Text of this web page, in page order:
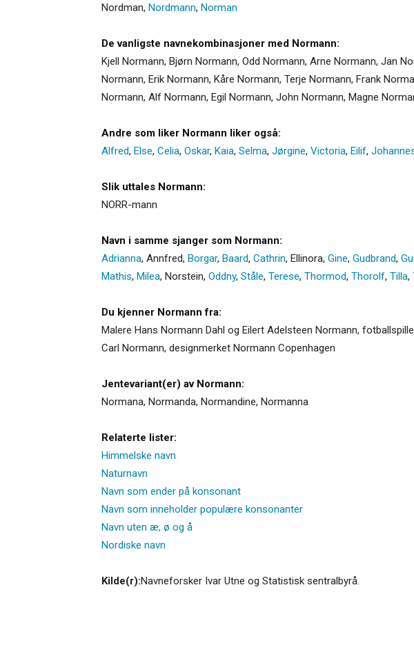
Nordman, Nordmann, Norman
De vanligste navnekombinasjoner med Normann:
Kjell Normann, Bjørn Normann, Odd Normann, Arne Normann, Jan
Normann, Erik Normann, Kåre Normann, Terje Normann, Frank
Normann, Alf Normann, Egil Normann, John Normann, Magne
Andre som liker Normann liker også:
Alfred, Else, Celia, Oskar, Kaia, Selma, Jørgine, Victoria, Eilif,
Slik uttales Normann:
NORR-mann
Navn i samme sjanger som Normann:
Adrianna, Annfred, Borgar, Baard, Cathrin, Ellinora, Gine, Gudbrand,
Mathis, Milea, Norstein, Oddny, Ståle, Terese, Thormod, Thorolf, Tilla,
Du kjenner Normann fra:
Malere Hans Normann Dahl og Eilert Adelsteen Normann,
Carl Normann, designmerket Normann Copenhagen
Jentevariant(er) av Normann:
Normana, Normanda, Normandine, Normanna
Relaterte lister:
Himmelske navn
Naturnavn
Navn som ender på konsonant
Navn som inneholder populære konsonanter
Navn uten æ, ø og å
Nordiske navn
Kilde(r):Navneforsker Ivar Utne og Statistisk sentralbyrå.